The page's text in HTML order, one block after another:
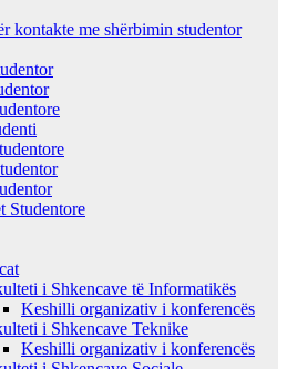
kontakte me shërbimin studentor
Studentore
i Shkencave të Informatikës
Keshilli organizativ i konferencës
i Shkencave Teknike
Keshilli organizativ i konferencës